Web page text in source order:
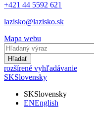
+421 44 5592 621
lazisko@lazisko.sk
Mapa webu
Hľadať
rozšírené vyhľadávanie
SKSlovensky
SKSlovensky
ENEnglish